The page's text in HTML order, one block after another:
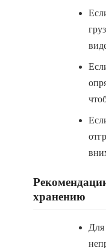
хранению
Для